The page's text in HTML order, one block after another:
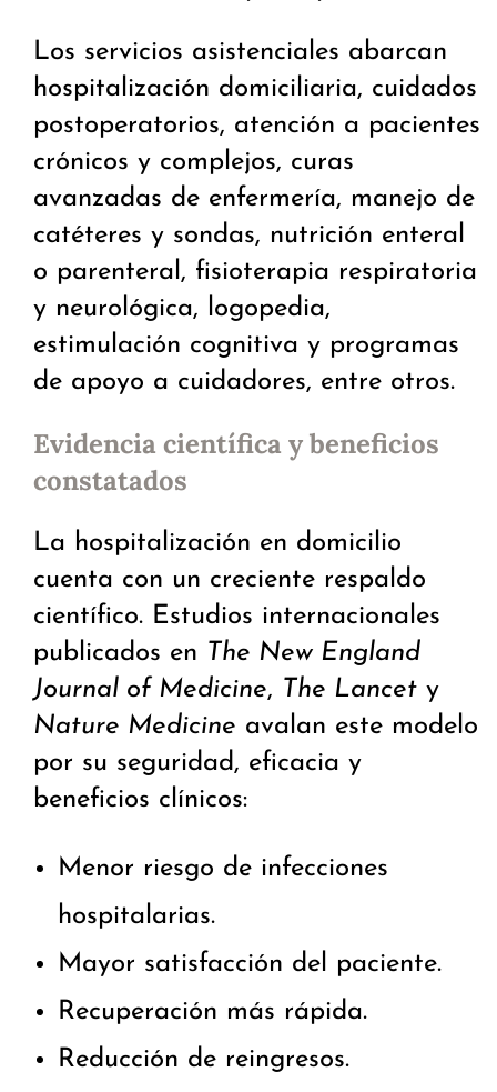
Los servicios asistenciales abarcan
hospitalización domiciliaria, cuidados
postoperatorios, atención a pacientes
crónicos y complejos, curas
avanzadas de enfermería, manejo de
catéteres y sondas, nutrición enteral
o parenteral, fisioterapia respiratoria
y neurológica, logopedia,
estimulación cognitiva y programas
de apoyo a cuidadores, entre otros.
Evidencia científica y beneficios
constatados
La hospitalización en domicilio
cuenta con un creciente respaldo
científico. Estudios internacionales
publicados en The New England
Journal of Medicine, The Lancet y
Nature Medicine avalan este modelo
por su seguridad, eficacia y
beneficios clínicos:
Menor riesgo de infecciones
hospitalarias.
Mayor satisfacción del paciente.
Recuperación más rápida.
Reducción de reingresos.